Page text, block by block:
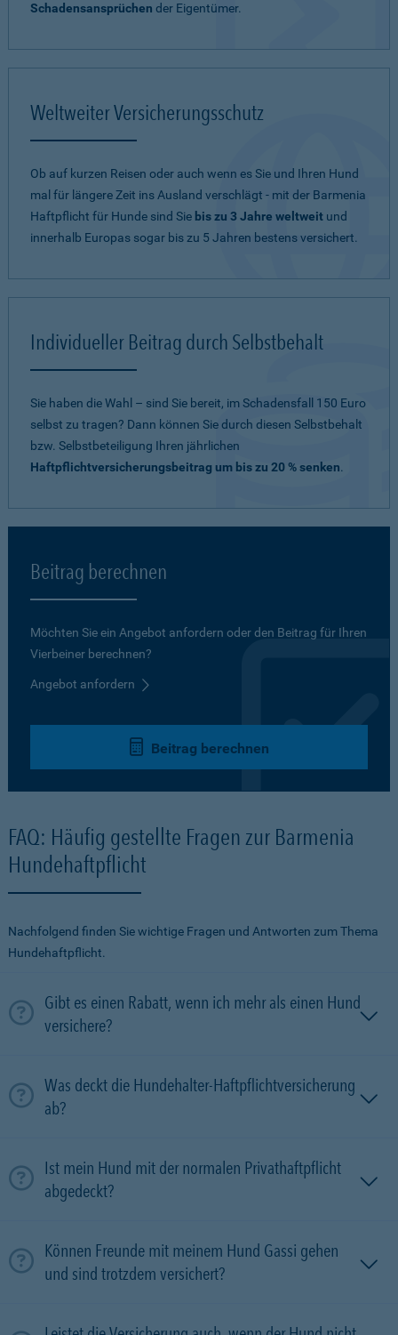
Schadensansprüchen der Eigentümer.
Weltweiter Versicherungsschutz
Ob auf kurzen Reisen oder auch wenn es Sie und Ihren Hund
mal für längere Zeit ins Ausland verschlägt - mit der Barmenia
Haftpflicht für Hunde sind Sie bis zu 3 Jahre weltweit und
innerhalb Europas sogar bis zu 5 Jahren bestens versichert.
Individueller Beitrag durch Selbstbehalt
Sie haben die Wahl – sind Sie bereit, im Schadensfall 150 Euro
selbst zu tragen? Dann können Sie durch diesen Selbstbehalt
bzw. Selbstbeteiligung Ihren jährlichen
Haftpflichtversicherungsbeitrag um bis zu 20 % senken.
Beitrag berechnen
Möchten Sie ein Angebot anfordern oder den Beitrag für Ihren
Vierbeiner berechnen?
Angebot anfordern
Beitrag berechnen
FAQ: Häufig gestellte Fragen zur Barmenia
Hundehaftpflicht
Nachfolgend finden Sie wichtige Fragen und Antworten zum Thema
Hundehaftpflicht.
Gibt es einen Rabatt, wenn ich mehr als einen Hund
versichere?
Was deckt die Hundehalter-Haftpflichtversicherung
ab?
Ist mein Hund mit der normalen Privathaftpflicht
abgedeckt?
Können Freunde mit meinem Hund Gassi gehen
und sind trotzdem versichert?